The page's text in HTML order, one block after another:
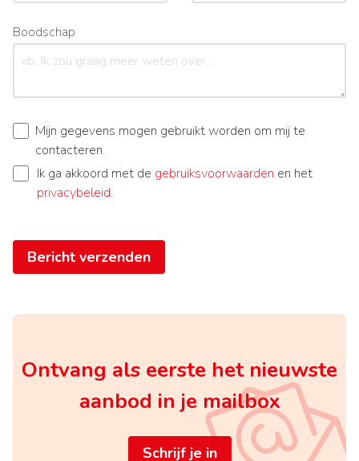
Boodschap
Mijn gegevens mogen gebruikt worden om mij te
contacteren.
Ik ga akkoord met de gebruiksvoorwaarden en het
privacybeleid.
Bericht verzenden
Ontvang als eerste het nieuwste
aanbod in je mailbox
Schrijf je in